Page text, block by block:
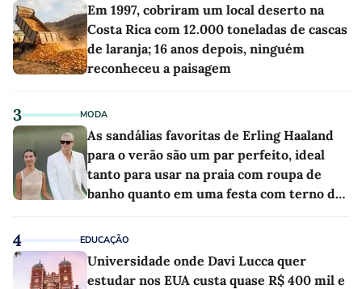
Em 1997, cobriram um local deserto na
Costa Rica com 12.000 toneladas de cascas
de laranja; 16 anos depois, ninguém
reconheceu a paisagem
3 MODA
As sandálias favoritas de Erling Haaland
para o verão são um par perfeito, ideal
tanto para usar na praia com roupa de
banho quanto em uma festa com terno de
4 EDUCAÇÃO
Universidade onde Davi Lucca quer
estudar nos EUA custa quase R$ 400 mil e